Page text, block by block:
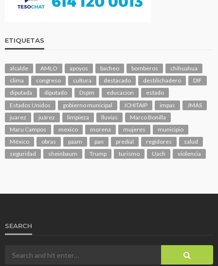
ETIQUETAS
alcalde AMLO apoyos bacheo bomberos
chihuahua
clima
congreso cultura destacado destilichadero
DIF
diputada
diputado Dspm educacion
estado
Estados Unidos
gobierno municipal ICHITAIP impas
JMAS
juarez
juárez limpieza lluvias
Marco Bonilla
Maru Campos
mexico morena mujeres
municipio
México
obras paam pan predial regidores
salud
seguridad
sheinbaum Trump turismo Uach violencia
SEARCH